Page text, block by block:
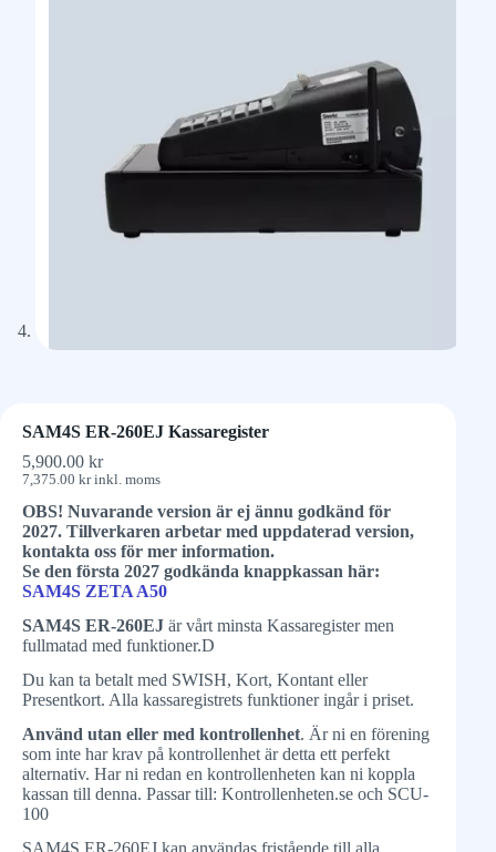
SAM4S ER-260EJ Kassaregister
5,900.00 kr
7,375.00 krinkl. moms
OBS! Nuvarande version är ej ännu godkänd för
2027. Tillverkaren arbetar med uppdaterad version,
kontakta oss för mer information.
Se den första 2027 godkända knappkassan här:
SAM4S ZETA A50
SAM4S ER-260EJ är vårt minsta Kassaregister men
fullmatad med funktioner.D
Du kan ta betalt med SWISH, Kort, Kontant eller
Presentkort. Alla kassaregistrets funktioner ingår i priset.
Använd utan eller med kontrollenhet. Är ni en förening
som inte har krav på kontrollenhet är detta ett perfekt
alternativ. Har ni redan en kontrollenheten kan ni koppla
kassan till denna. Passar till: Kontrollenheten.se och SCU-
100
SAM4S ER-260EJ kan användas fristående till alla